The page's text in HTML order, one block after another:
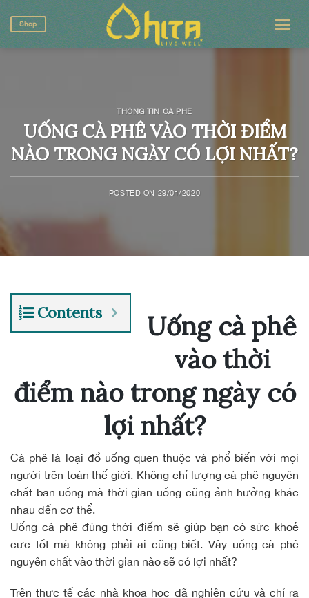
Skip
to
content
Shop
THÔNG TIN CÀ PHÊ
UỐNG CÀ PHÊ VÀO THỜI ĐIỂM
NÀO TRONG NGÀY CÓ LỢI NHẤT?
POSTED ON 29/01/2020
Contents
Uống cà phê
vào thời
điểm nào trong ngày có
lợi nhất?
Cà phê là loại đồ uống quen thuộc và phổ biến với mọi
người trên toàn thế giới. Không chỉ lượng cà phê nguyên
chất bạn uống mà thời gian uống cũng ảnh hưởng khác
nhau đến cơ thể.
Uống cà phê đúng thời điểm sẽ giúp bạn có sức khoẻ
cực tốt mà không phải ai cũng biết. Vậy uốngcà phê
nguyên chất vào thời gian nào sẽ có lợi nhất?
Trên thực tế các nhà khoa học đã nghiên cứu và chỉ ra